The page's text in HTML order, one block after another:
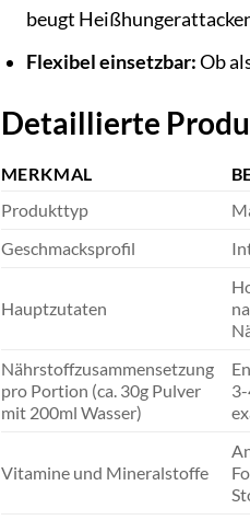
beugt
Flexibel einsetzbar:Ob
Detaillierte
MERKMAL
Produkttyp
Geschmacksprofil
Hauptzutaten
Nährstoffzusammensetzung
pro Portion (ca. 30g Pulver
mit 200ml Wasser)
Vitamine und Mineralstoffe